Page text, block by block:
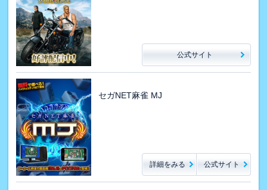
公式サイト
セガNET麻雀 MJ
詳細をみる 公式サイト